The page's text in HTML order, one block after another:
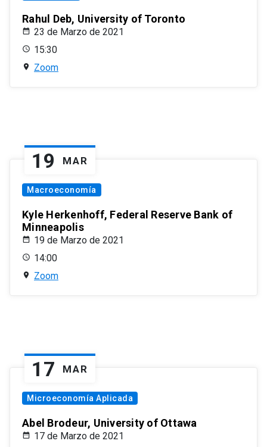
Rahul Deb, University of Toronto
23 de Marzo de 2021
15:30
Zoom
19 MAR
Macroeconomía
Kyle Herkenhoff, Federal Reserve Bank of
Minneapolis
19 de Marzo de 2021
14:00
Zoom
17 MAR
Microeconomía Aplicada
Abel Brodeur, University of Ottawa
17 de Marzo de 2021